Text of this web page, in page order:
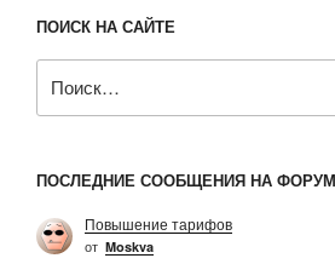
ПОИСК НА САЙТЕ
ПОСЛЕДНИЕ СООБЩЕНИЯ НА
Повышение тарифов
от Moskva